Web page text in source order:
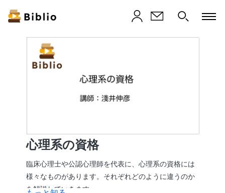
心理系の資格
臨床心理士や公認心理師を代表に、心理系の資格には
様々なものがあります。それぞれどのように違うのか
を解説していきます。